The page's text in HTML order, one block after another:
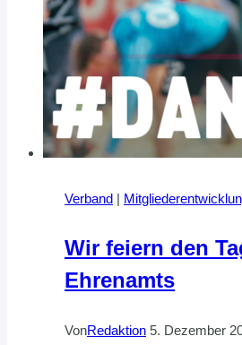
Verband |
Wir feiern den
Ehrenamts
VonRedaktion 5. Dezember